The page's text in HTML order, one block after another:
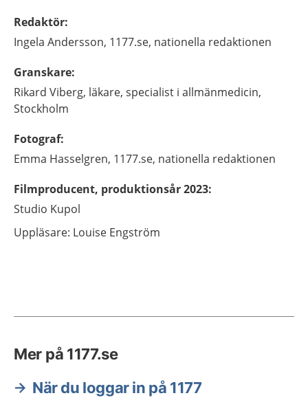
Redaktör:
Ingela Andersson, 1177.se, nationella redaktionen
Granskare:
Rikard Viberg, läkare, specialist i allmänmedicin,
Stockholm
Fotograf:
Emma Hasselgren, 1177.se, nationella redaktionen
Filmproducent, produktionsår 2023:
Studio Kupol
Uppläsare: Louise Engström
Mer på 1177.se
När du loggar in på 1177